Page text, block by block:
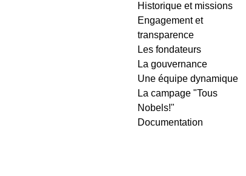
Historique et missions
Engagement et
transparence
Les fondateurs
La gouvernance
Une équipe dynamique
La campage "Tous
Nobels!"
Documentation